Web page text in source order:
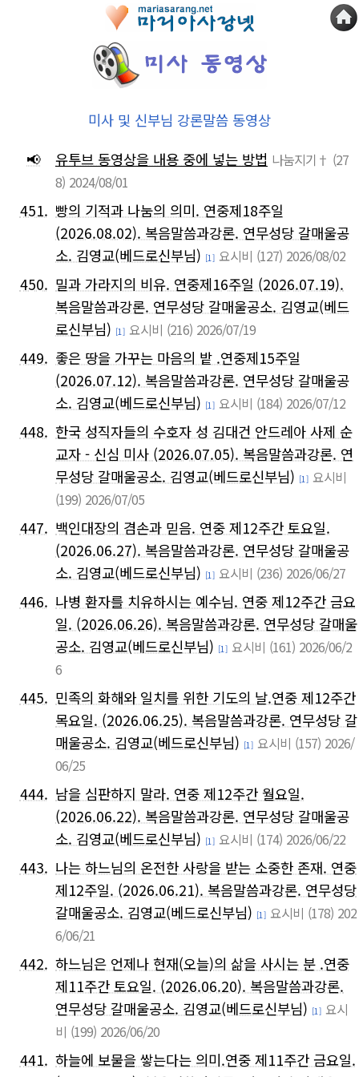
미사 및 신부님 강론말씀 동영상
📢
유투브 동영상을 내용 중에 넣는 방법 나눔지기† (27
8) 2024/08/01
451. 빵의 기적과 나눔의 의미. 연중제18주일
(2026.08.02). 복음말씀과강론. 연무성당 갈매울공
소. 김영교(베드로신부님) [1] 요시비 (127) 2026/08/02
450. 밀과 가라지의 비유. 연중제16주일 (2026.07.19).
복음말씀과강론. 연무성당 갈매울공소. 김영교(베드
로신부님) [1] 요시비 (216) 2026/07/19
449. 좋은 땅을 가꾸는 마음의 밭 .연중제15주일
(2026.07.12). 복음말씀과강론. 연무성당 갈매울공
소. 김영교(베드로신부님) [1] 요시비 (184) 2026/07/12
448. 한국 성직자들의 수호자 성 김대건 안드레아 사제 순
교자 - 신심 미사 (2026.07.05). 복음말씀과강론. 연
무성당 갈매울공소. 김영교(베드로신부님) [1] 요시비
(199) 2026/07/05
447. 백인대장의 겸손과 믿음. 연중 제12주간 토요일.
(2026.06.27). 복음말씀과강론. 연무성당 갈매울공
소. 김영교(베드로신부님) [1] 요시비 (236) 2026/06/27
446. 나병 환자를 치유하시는 예수님. 연중 제12주간 금요
일. (2026.06.26). 복음말씀과강론. 연무성당 갈매울
공소. 김영교(베드로신부님) [1] 요시비 (161) 2026/06/2
6
445. 민족의 화해와 일치를 위한 기도의 날.연중 제12주간
목요일. (2026.06.25). 복음말씀과강론. 연무성당 갈
매울공소. 김영교(베드로신부님) [1] 요시비 (157) 2026/
06/25
444. 남을 심판하지 말라. 연중 제12주간 월요일.
(2026.06.22). 복음말씀과강론. 연무성당 갈매울공
소. 김영교(베드로신부님) [1] 요시비 (174) 2026/06/22
443. 나는 하느님의 온전한 사랑을 받는 소중한 존재. 연중
제12주일. (2026.06.21). 복음말씀과강론. 연무성당
갈매울공소. 김영교(베드로신부님) [1] 요시비 (178) 202
6/06/21
442. 하느님은 언제나 현재(오늘)의 삶을 사시는 분 .연중
제11주간 토요일. (2026.06.20). 복음말씀과강론.
연무성당 갈매울공소. 김영교(베드로신부님) [1] 요시
비 (199) 2026/06/20
441. 하늘에 보물을 쌓는다는 의미.연중 제11주간 금요일.